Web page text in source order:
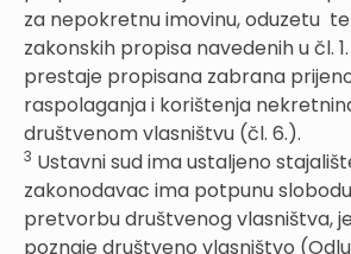
za nepokretnu imovinu, oduzetu
zakonskih propisa navedenih u čl.
prestaje propisana zabrana
raspolaganja i korištenja
društvenom vlasništvu (čl. 6.).
3 Ustavni sud ima ustaljeno
zakonodavac ima potpunu
pretvorbu društvenog vlasništva,
poznaje društveno vlasništvo